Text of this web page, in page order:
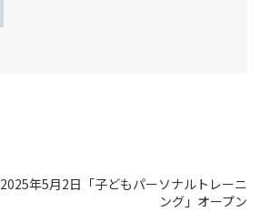
2025年5月2日「子どもパーソナルトレーニ
ング」オープン